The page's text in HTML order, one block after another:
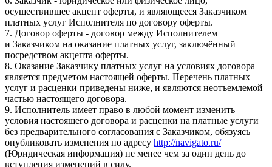
осуществившее акцепт оферты, и являющееся Заказчиком
платных услуг Исполнителя по договору оферты.
7. Договор оферты - договор между Исполнителем
и Заказчиком на оказание платных услуг, заключённый
посредством акцепта оферты.
8. Оказание Заказчику платных услуг на условиях договора
является предметом настоящей оферты. Перечень платных
услуг и расценки приведены ниже, и являются неотъемлемой
частью настоящего договора.
9. Исполнитель имеет право в любой момент изменить
условия настоящего договора и расценки на платные услуги
без предварительного согласования с Заказчиком, обязуясь
опубликовать изменения по адресу http://navigato.ru/
(Юридическая информация) не менее чем за один день до
вступления изменений в силу.